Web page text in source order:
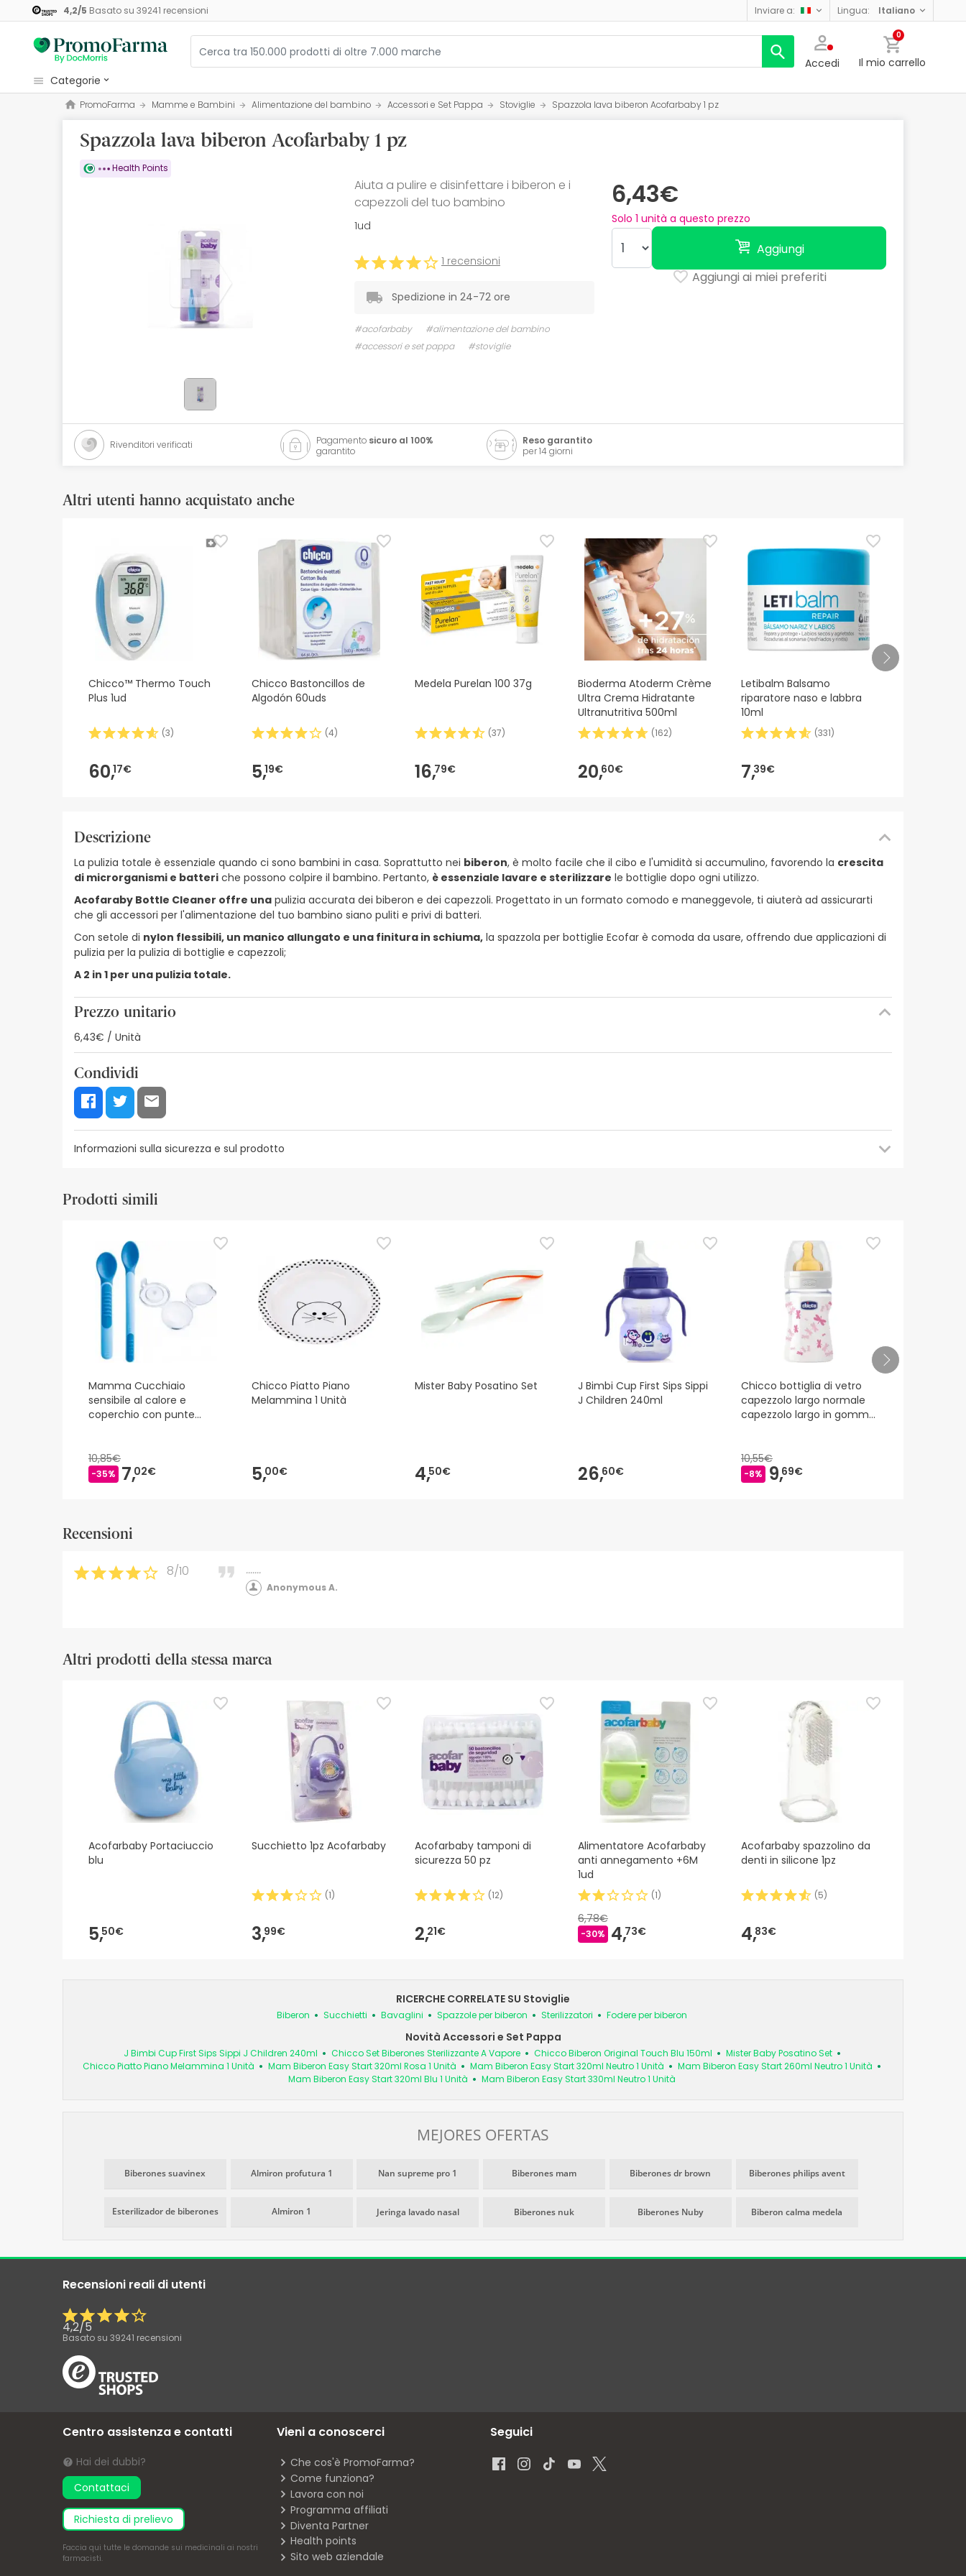
4,2/5 Basato su 39241 recensioni inviare a: lingua: italiano
Accedi
0
Il mio carrello
categorie
Cosmetici e Bellezza
Salute e Benessere
Igiene
I più venduti
Health points
PromoFarma Mamme e Bambini Alimentazione del bambino Accessori e Set Pappa Stoviglie Spazzola lava biberon Acofarbaby 1 pz
Spazzola lava biberon Acofarbaby 1 pz
Health Points
6,43€
Solo 1 unità a questo prezzo
Aggiungi
Aggiungi ai miei preferiti
Aiuta a pulire e disinfettare i biberon e i
capezzoli del tuo bambino
1ud
1 recensioni
Spedizione in 24-72 ore
#acofarbaby
#alimentazione del bambino
#accessori e set pappa
#stoviglie
Rivenditori verificati Pagamento sicuro al 100%
garantito
Reso garantito
per 14 giorni
Altri utenti hanno acquistato anche
Chicco™ Thermo Touch
Plus 1ud
(3)
60,17€
Chicco Bastoncillos de
Algodón 60uds
(4)
5,19€
Medela Purelan 100 37g
(37)
16,79€
Bioderma Atoderm Crème
Ultra Crema Hidratante
Ultranutritiva 500ml
(162)
20,60€
Letibalm Balsamo
riparatore naso e labbra
10ml
(331)
7,39€
Descrizione
La pulizia totale è essenziale quando ci sono bambini in casa. Soprattutto nei biberon, è molto facile che il cibo e l'umidità si accumulino, favorendo la crescita
di microrganismi e batteri che possono colpire il bambino. Pertanto, è essenziale lavare e sterilizzare le bottiglie dopo ogni utilizzo.
Acofaraby Bottle Cleaner offre una pulizia accurata dei biberon e dei capezzoli. Progettato in un formato comodo e maneggevole, ti aiuterà ad assicurarti
che gli accessori per l'alimentazione del tuo bambino siano puliti e privi di batteri.
Con setole di nylon flessibili, un manico allungato e una finitura in schiuma, la spazzola per bottiglie Ecofar è comoda da usare, offrendo due applicazioni di
pulizia per la pulizia di bottiglie e capezzoli;
A 2 in 1 per una pulizia totale.
Prezzo unitario
6,43€ / Unità
Condividi
Informazioni sulla sicurezza e sul prodotto
Risorse per la sicurezza visiva
aggiornamenti. Nel frattempo, vi consigliamo di leggere le informazioni sulla sicurezza fornite con il prodotto prima di utilizzarlo. Se avete domande sulla sicurezza,
non esitate a contattarci. Inoltre, se lo desiderate, potete anche restituirlo seguendo i nostri
termini e condizioni
Prodotti simili
Mamma Cucchiaio
sensibile al calore e
coperchio con punte
10,85€
-35% 7,02€
Chicco Piatto Piano
Melammina 1 Unità
5,00€
Mister Baby Posatino Set
4,50€
J Bimbi Cup First Sips Sippi
J Children 240ml
26,60€
Chicco bottiglia di vetro
capezzolo largo normale
capezzolo largo in gomma
10,55€
-8% 9,69€
Recensioni
8/10 .......
Anonymous A.
Altri prodotti della stessa marca
Acofarbaby Portaciuccio
blu
5,50€
Succhietto 1pz Acofarbaby
(1)
3,99€
Acofarbaby tamponi di
sicurezza 50 pz
(12)
2,21€
Alimentatore Acofarbaby
anti annegamento +6M
1ud
(1)
6,78€
-30% 4,73€
Acofarbaby spazzolino da
denti in silicone 1pz
(5)
4,83€
RICERCHE CORRELATE SU Stoviglie
Biberon Succhietti Bavaglini Spazzole per biberon Sterilizzatori Fodere per biberon
Novità Accessori e Set Pappa
J Bimbi Cup First Sips Sippi J Children 240ml Chicco Set Biberones Sterilizzante A Vapore Chicco Biberon Original Touch Blu 150ml
Mister Baby Posatino Set
Chicco Piatto Piano Melammina 1 Unità
Mam Biberon Easy Start 320ml Rosa 1 Unità Mam Biberon Easy Start 320ml Neutro 1 Unità
Mam Biberon Easy Start 260ml Neutro 1 Unità
Mam Biberon Easy Start 320ml Blu 1 Unità
Mam Biberon Easy Start 330ml Neutro 1 Unità
MEJORES OFERTAS
Biberones suavinex Almiron profutura 1 Nan supreme pro 1 Biberones mam Biberones dr brown Biberones philips avent
Esterilizador de biberones Almiron 1 Jeringa lavado nasal Biberones nuk Biberones Nuby Biberon calma medela
Recensioni reali di utenti
4,2/5
Basato su 39241 recensioni
Centro assistenza e contatti
Hai dei dubbi?
Contattaci
richiesta di prelievo
Faccia qui tutte le domande sui medicinali ai nostri
farmacisti.
Vieni a conoscerci
Che cos'è PromoFarma?
Come funziona?
Lavora con noi
Programma affiliati
Diventa Partner
Health points
Sito web aziendale
Seguici